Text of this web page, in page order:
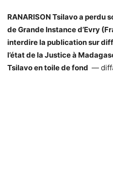
RANARISON Tsilavo a perdu
de Grande Instance d’Evry
interdire la publication sur
l’état de la Justice à
Tsilavo en toile de fond —